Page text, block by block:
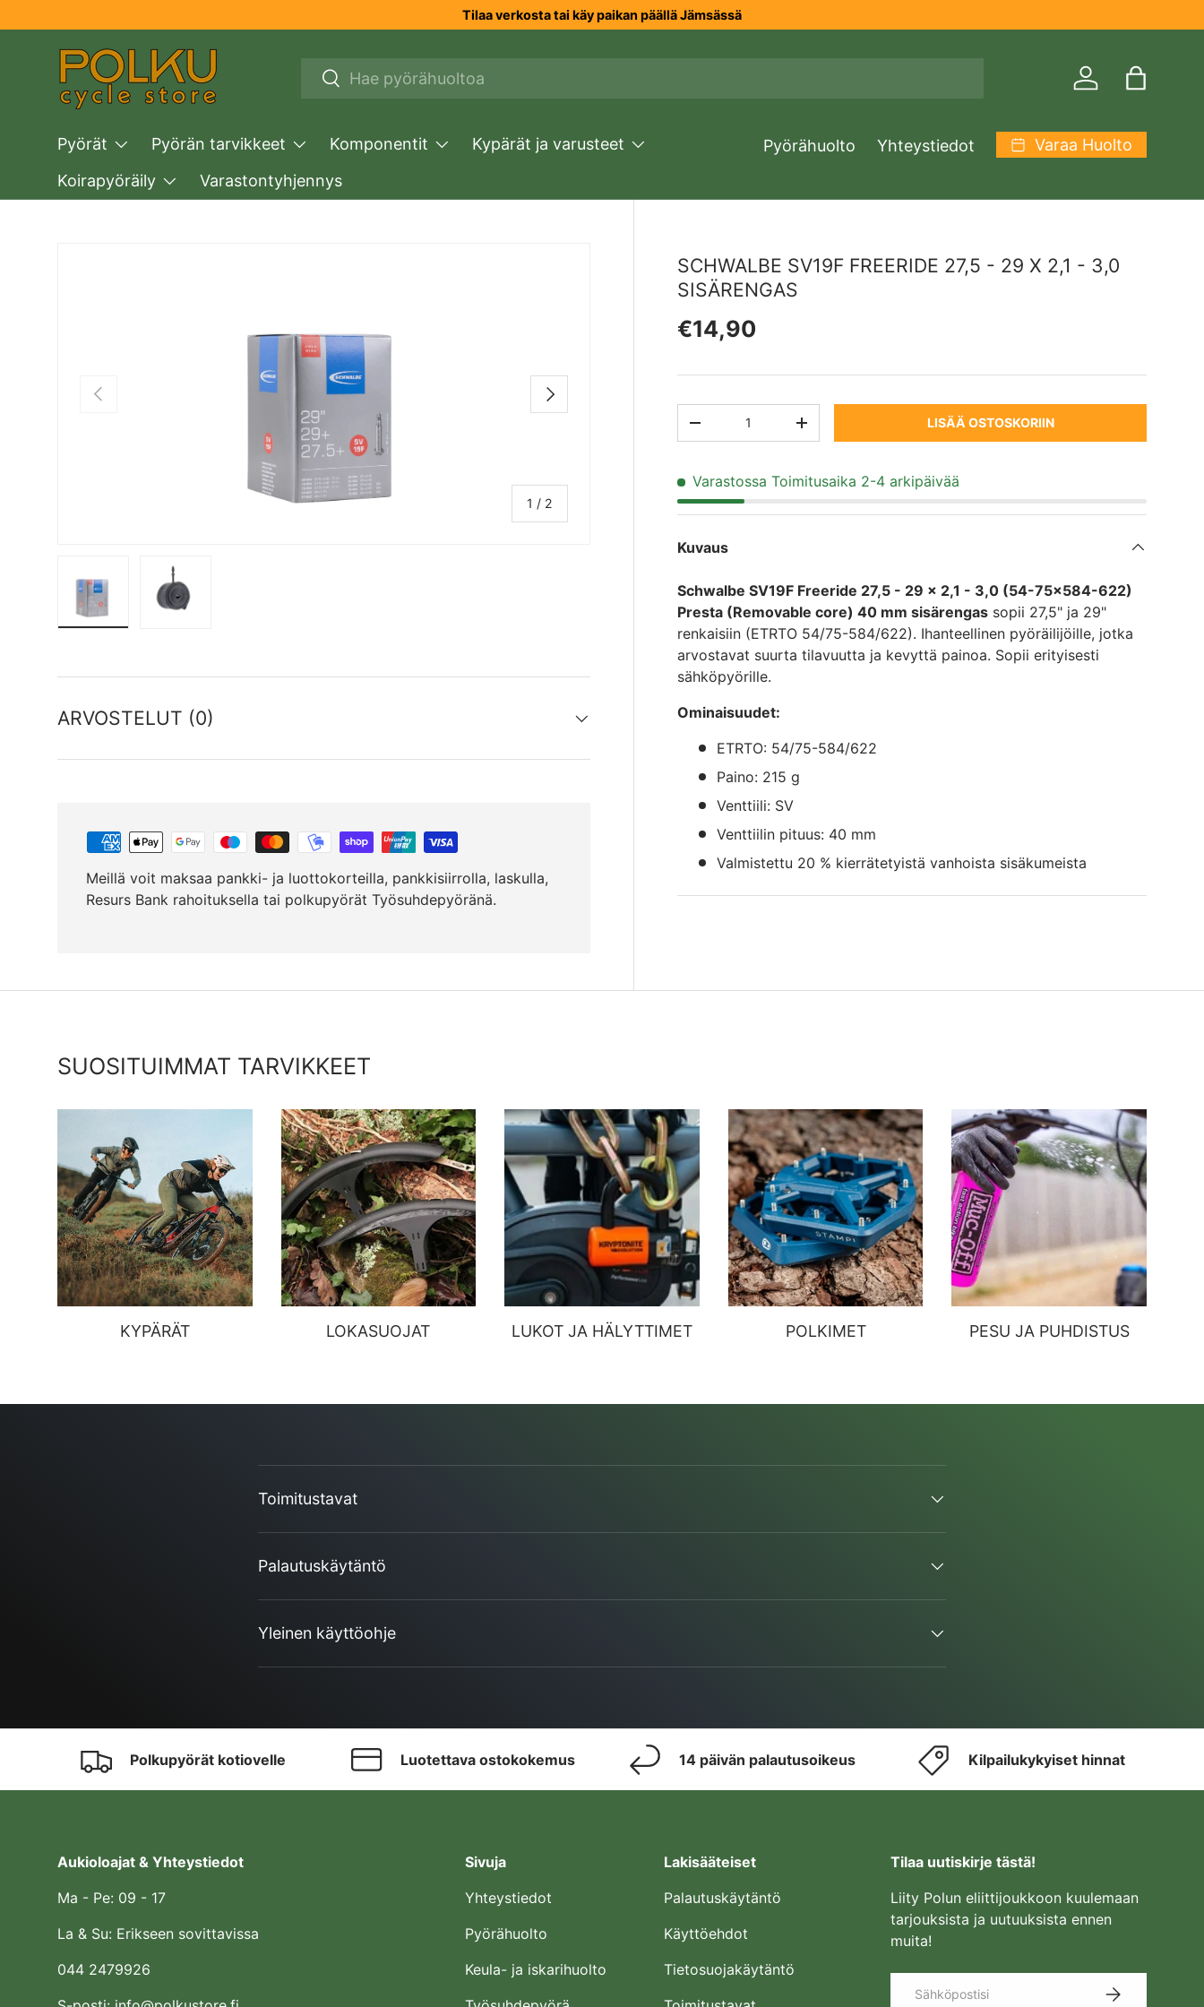
SIIRRY SISÄLTÖÖN
Tilaa verkosta tai käy paikan päällä Jämsässä
HakuHaku
Kirjaudu sisään
Laukku
Pyörät Pyörän tarvikkeet Komponentit
Kypärät ja varusteet
Koirapyöräily
Varastontyhjennys
Pyörähuolto Yhteystiedot Varaa Huolto
EDELLINEN
1 / /2
SEURAAVA
SCHWALBE SV19F FREERIDE 27,5 - 29 X 2,1 - 3,0
SISÄRENGAS
Normaali hinta
€14,90
TRANSLATION MISSING: FI.CART.ITEMS.DECREASE_QUANTITY
TRANSLATION MISSING: FI.CART.ITEMS.INCREASE_QUANTITY
LISÄÄ OSTOSKORIIN
Varastossa Toimitusaika 2-4 arkipäivää
Kuvaus
Schwalbe SV19F Freeride 27,5 - 29 x 2,1 - 3,0 (54-75x584-622)
Presta (Removable core) 40 mm sisärengas sopii 27,5" ja 29"
renkaisiin (ETRTO 54/75-584/622). Ihanteellinen pyöräilijöille, jotka
arvostavat suurta tilavuutta ja kevyttä painoa. Sopii erityisesti
sähköpyörille.
Ominaisuudet:
ETRTO: 54/75-584/622
Paino: 215 g
Venttiili: SV
Venttiilin pituus: 40 mm
Valmistettu 20 % kierrätetyistä vanhoista sisäkumeista
ARVOSTELUT (0)
Meillä voit maksaa pankki- ja luottokorteilla, pankkisiirrolla, laskulla,
Resurs Bank rahoituksella tai polkupyörät Työsuhdepyöränä.
SUOSITUIMMAT TARVIKKEET
KYPÄRÄT LOKASUOJAT LUKOT JA HÄLYTTIMET POLKIMET PESU JA PUHDISTUS
Toimitustavat
Palautuskäytäntö
Yleinen käyttöohje
Polkupyörät kotiovelle Luotettava ostokokemus 14 päivän palautusoikeus Kilpailukykyiset hinnat
Aukioloajat & Yhteystiedot
Ma - Pe: 09 - 17
La & Su: Erikseen sovittavissa
044 2479926
Sivuja
Yhteystiedot
Pyörähuolto
Keula- ja iskarihuolto
Lakisääteiset
Palautuskäytäntö
Käyttöehdot
Tietosuojakäytäntö
Tilaa uutiskirje tästä!
Liity Polun eliittijoukkoon kuulemaan
tarjouksista ja uutuuksista ennen
muita!
TILAA